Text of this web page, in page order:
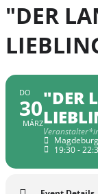
"DER
DO
30
MÄRZ
"DER
19:30 -